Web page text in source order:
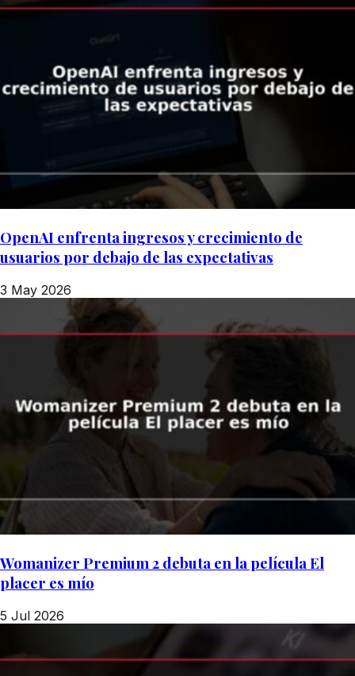
OpenAI enfrenta ingresos y crecimiento de
usuarios por debajo de las expectativas
3 May 2026
Womanizer Premium 2 debuta en la película El
placer es mío
5 Jul 2026